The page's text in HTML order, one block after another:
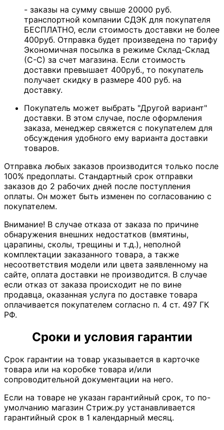
- заказы на сумму свыше 20000 руб.
транспортной компании СДЭК для покупателя
БЕСПЛАТНО, если стоимость доставки не более
400руб. Отправка будет произведена по тарифу
Экономичная посылка в режиме Склад-Склад
(С-С) за счет магазина. Если стоимость
доставки превышает 400руб., то покупатель
получает скидку в размере 400 руб. на
доставку.
Покупатель может выбрать "Другой вариант"
доставки. В этом случае, после оформления
заказа, менеджер свяжется с покупателем для
обсуждения удобного ему варианта доставки
товаров.
Отправка любых заказов производится только после
100% предоплаты. Стандартный срок отправки
заказов до 2 рабочих дней после поступления
оплаты. Он может быть изменен по согласованию с
покупателем.
Внимание! В случае отказа от заказа по причине
обнаружения внешних недостатков (вмятины,
царапины, сколы, трещины и т.д.), неполной
комплектации заказанного товара, а также
несоответствия модели или цвета заявленному на
сайте, оплата доставки не производится. В случае
если отказ от заказа происходит не по вине
продавца, оказанная услуга по доставке товара
оплачивается покупателем согласно п. 4 ст. 497 ГК
РФ.
Сроки и условия гарантии
Срок гарантии на товар указывается в карточке
товара или на коробке товара и/или
сопроводительной документации на него.
Если на товаре не указан гарантийный срок, то по-
умолчанию магазин Стриж.ру устанавливается
гарантийный срок в 1 календарный месяц.